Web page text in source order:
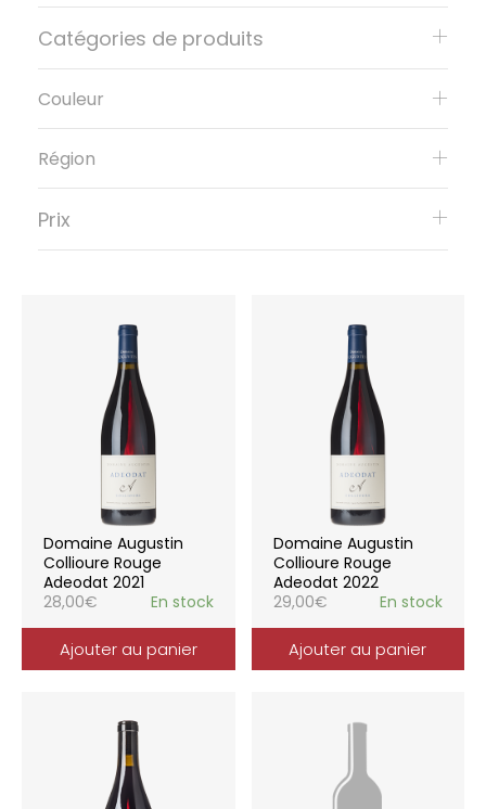
Domaine Augustin
Collioure Rouge
Adeodat 2021
28,00€ En stock
Ajouter au panier
Domaine Augustin
Collioure Rouge
Adeodat 2022
29,00€ En stock
Ajouter au panier
Catégories de produits
Couleur
Région
Prix